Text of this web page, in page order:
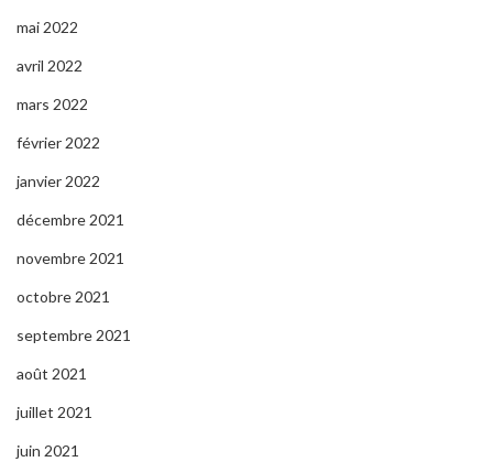
mai 2022
avril 2022
mars 2022
février 2022
janvier 2022
décembre 2021
novembre 2021
octobre 2021
septembre 2021
août 2021
juillet 2021
juin 2021